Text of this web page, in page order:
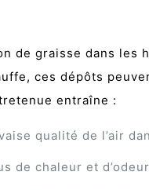
de graisse dans
ces dépôts
entraîne :
qualité de l’air
de chaleur et